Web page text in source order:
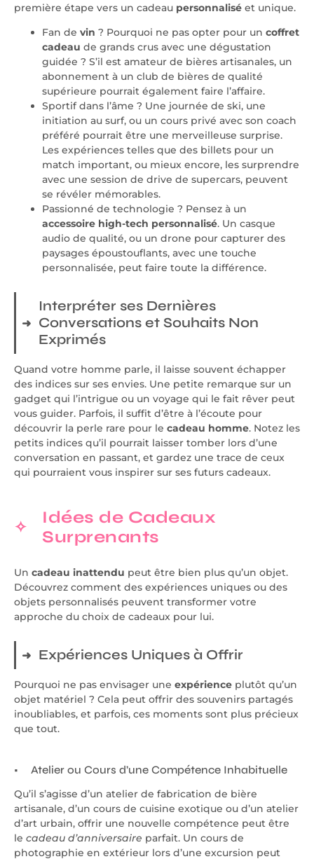
première étape vers un cadeau personnalisé et unique.
Fan de vin ? Pourquoi ne pas opter pour un coffret
cadeau de grands crus avec une dégustation
guidée ? S’il est amateur de bières artisanales, un
abonnement à un club de bières de qualité
supérieure pourrait également faire l’affaire.
Sportif dans l’âme ? Une journée de ski, une
initiation au surf, ou un cours privé avec son coach
préféré pourrait être une merveilleuse surprise.
Les expériences telles que des billets pour un
match important, ou mieux encore, les surprendre
avec une session de drive de supercars, peuvent
se révéler mémorables.
Passionné de technologie ? Pensez à un
accessoire high-tech personnalisé. Un casque
audio de qualité, ou un drone pour capturer des
paysages époustouflants, avec une touche
personnalisée, peut faire toute la différence.
Interpréter ses Dernières
Conversations et Souhaits Non
Exprimés
Quand votre homme parle, il laisse souvent échapper
des indices sur ses envies. Une petite remarque sur un
gadget qui l’intrigue ou un voyage qui le fait rêver peut
vous guider. Parfois, il suffit d’être à l’écoute pour
découvrir la perle rare pour le cadeau homme. Notez les
petits indices qu’il pourrait laisser tomber lors d’une
conversation en passant, et gardez une trace de ceux
qui pourraient vous inspirer sur ses futurs cadeaux.
Idées de Cadeaux
Surprenants
Un cadeau inattendu peut être bien plus qu’un objet.
Découvrez comment des expériences uniques ou des
objets personnalisés peuvent transformer votre
approche du choix de cadeaux pour lui.
Expériences Uniques à Offrir
Pourquoi ne pas envisager une expérience plutôt qu’un
objet matériel ? Cela peut offrir des souvenirs partagés
inoubliables, et parfois, ces moments sont plus précieux
que tout.
Atelier ou Cours d’une Compétence Inhabituelle
Qu’il s’agisse d’un atelier de fabrication de bière
artisanale, d’un cours de cuisine exotique ou d’un atelier
d’art urbain, offrir une nouvelle compétence peut être
le cadeau d’anniversaire parfait. Un cours de
photographie en extérieur lors d’une excursion peut